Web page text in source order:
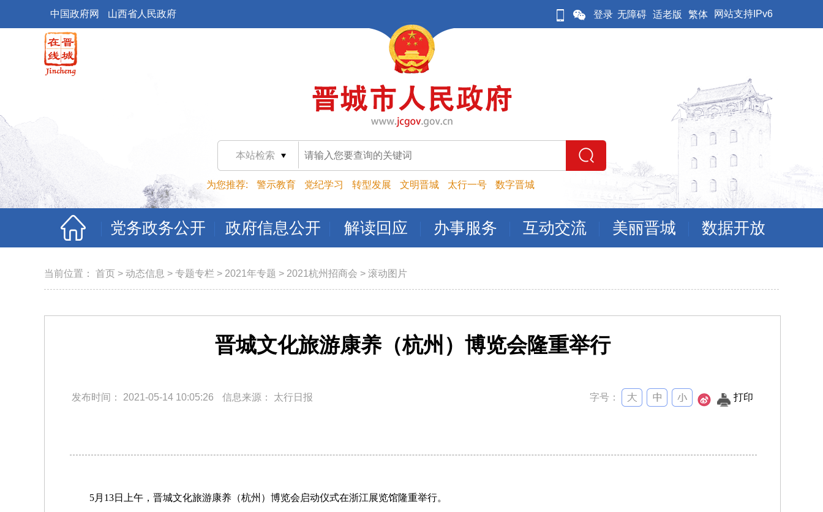
中国政府网 山西省人民政府 登录 无障碍 适老版 繁体 网站支持IPv6
本站检索
为您推荐: 警示教育 党纪学习 转型发展 文明晋城 太行一号 数字晋城
党务政务公开 政府信息公开 解读回应 办事服务 互动交流 美丽晋城 数据开放
当前位置： 首页 > 动态信息 > 专题专栏 > 2021年专题 > 2021杭州招商会 > 滚动图片
晋城文化旅游康养（杭州）博览会隆重举行
发布时间： 2021-05-14 10:05:26 信息来源： 太行日报 字号： 打印
5月13日上午，晋城文化旅游康养（杭州）博览会启动仪式在浙江展览馆隆重举行。